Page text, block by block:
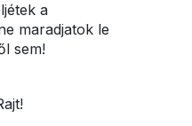
a
maradjatok le
sem!